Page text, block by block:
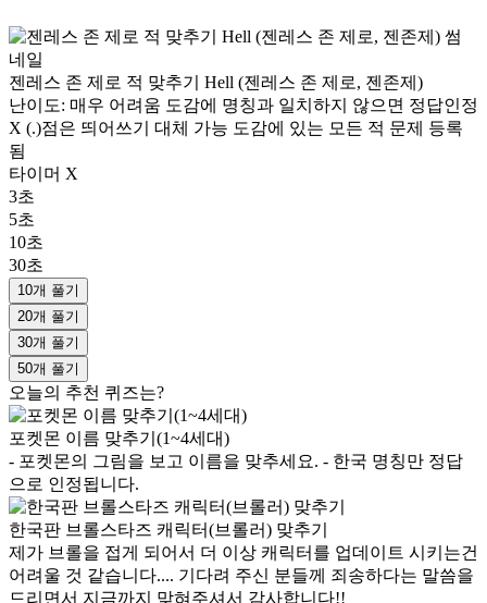
젠레스 존 제로 적 맞추기 Hell (젠레스 존 제로, 젠존제)
난이도: 매우 어려움 도감에 명칭과 일치하지 않으면 정답인정
X (.)점은 띄어쓰기 대체 가능 도감에 있는 모든 적 문제 등록
됨
타이머 X
3초
5초
10초
30초
10개 풀기
20개 풀기
30개 풀기
50개 풀기
오늘의 추천 퀴즈는?
포켓몬 이름 맞추기(1~4세대)
- 포켓몬의 그림을 보고 이름을 맞추세요. - 한국 명칭만 정답
으로 인정됩니다.
한국판 브롤스타즈 캐릭터(브롤러) 맞추기
제가 브롤을 접게 되어서 더 이상 캐릭터를 업데이트 시키는건
어려울 것 같습니다.... 기다려 주신 분들께 죄송하다는 말씀을
드리면서 지금까지 맞혀주셔서 감사합니다!!